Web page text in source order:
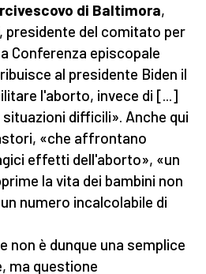
di Baltimora,
presidente del comitato per
Conferenza episcopale
al presidente Biden il
l'aborto, invece di [...]
difficili». Anche qui
«che affrontano
effetti dell'aborto», «un
la vita dei bambini non
numero incalcolabile di
non è dunque una semplice
ma questione